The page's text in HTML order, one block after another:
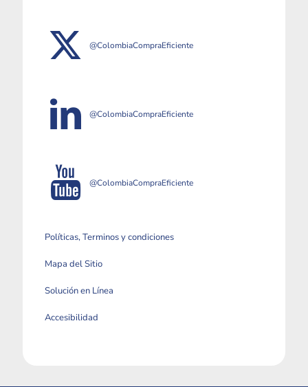
@ColombiaCompraEficiente
@ColombiaCompraEficiente
@ColombiaCompraEficiente
Políticas, Terminos y condiciones
Mapa del Sitio
Solución en Línea
Accesibilidad